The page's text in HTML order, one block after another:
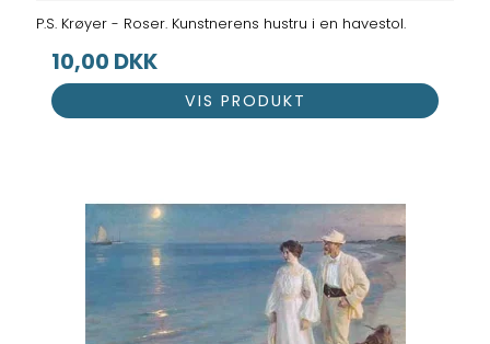
P.S. Krøyer - Roser. Kunstnerens hustru i en havestol.
10,00 DKK
VIS PRODUKT